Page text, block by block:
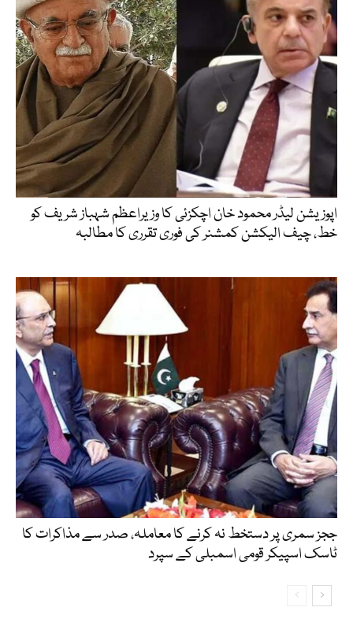
اپوزیشن لیڈر محمود خان اچکزئی کا وزیراعظم شہباز شریف کو
خط، چیف الیکشن کمشنر کی فوری تقرری کا مطالبہ
ججز سمری پر دستخط نہ کرنے کا معاملہ، صدر سے مذاکرات کا
ٹاسک اسپیکر قومی اسمبلی کے سپرد